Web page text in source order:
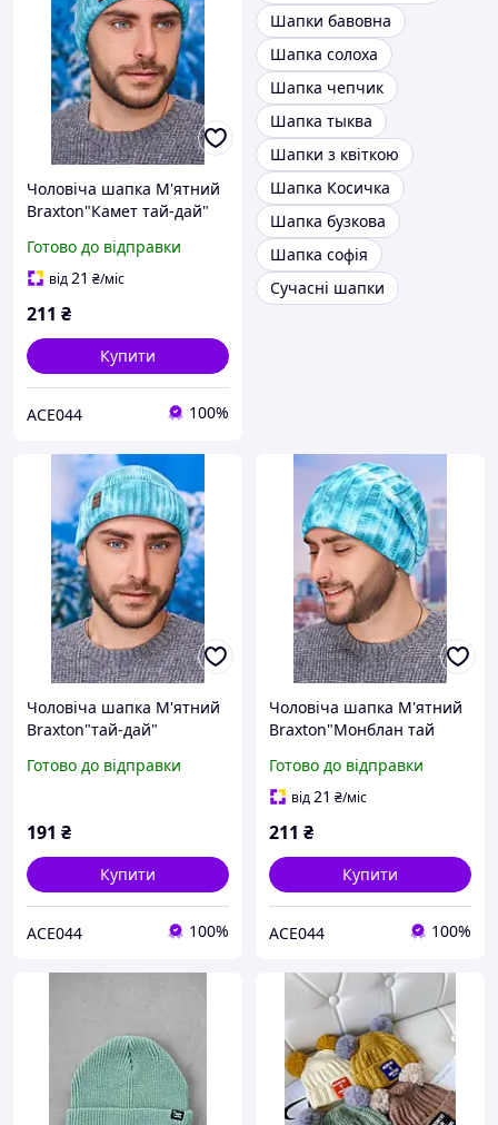
Чоловіча шапка М'ятний
Braxton"Камет тай-дай"
Готово до відправки
від21 ₴/міс
211 ₴
Купити
ACE044 100%
Шапки бавовна
Шапка солоха
Шапка чепчик
Шапка тыква
Шапки з квіткою
Шапка Косичка
Шапка бузкова
Шапка софія
Сучасні шапки
Чоловіча шапка М'ятний
Braxton"тай-дай"
Готово до відправки
191 ₴
Купити
ACE044 100%
Чоловіча шапка М'ятний
Braxton"Монблан тай
Готово до відправки
від21 ₴/міс
211 ₴
Купити
ACE044 100%